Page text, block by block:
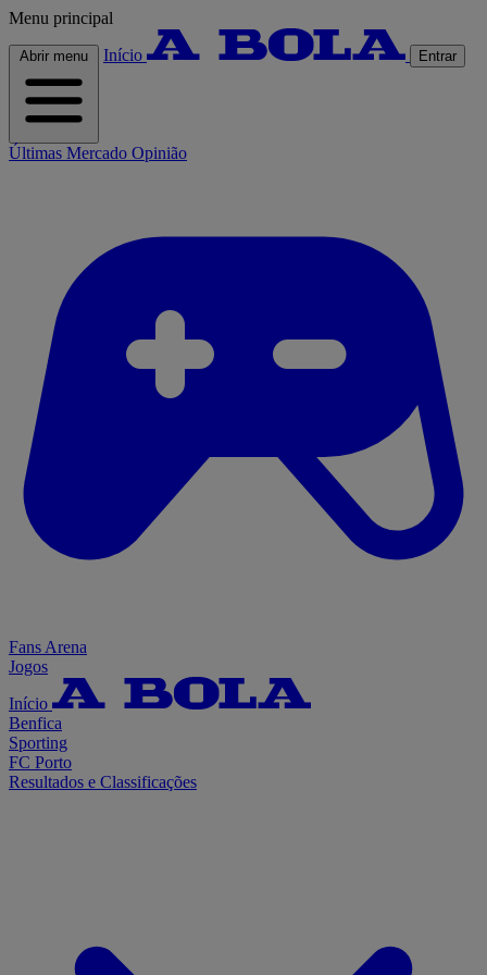
Menu principal
Abrir menu Início Entrar
Últimas Mercado Opinião
Fans Arena
Jogos
Início
Benfica
Sporting
FC Porto
Resultados e Classificações